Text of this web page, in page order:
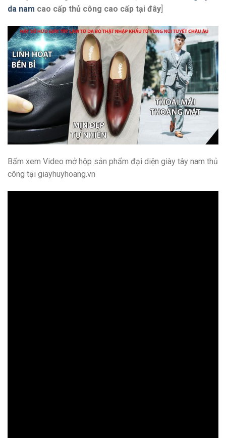
da nam cao cấp thủ công cao cấp tại đây
Bấm xem Video mở hộp sản phẩm đại diện giày tây nam thủ
công tại giayhuyhoang.vn